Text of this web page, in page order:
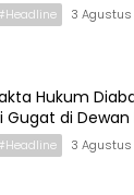
3
Hukum
Gugat di Dewan
3